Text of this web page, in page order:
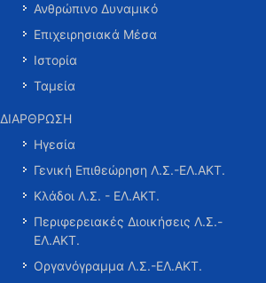
Ανθρώπινο Δυναμικό
Επιχειρησιακά Μέσα
Ιστορία
Ταμεία
ΔΙΑΡΘΡΩΣΗ
Ηγεσία
Γενική Επιθεώρηση Λ.Σ.-ΕΛ.ΑΚΤ.
Κλάδοι Λ.Σ. - ΕΛ.ΑΚΤ.
Περιφερειακές Διοικήσεις Λ.Σ.-
ΕΛ.ΑΚΤ.
Οργανόγραμμα Λ.Σ.-ΕΛ.ΑΚΤ.